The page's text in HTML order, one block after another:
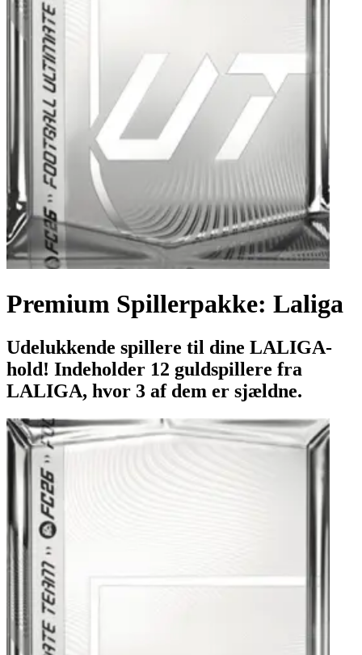
Premium Spillerpakke: Laliga
Udelukkende spillere til dine LALIGA-
hold! Indeholder 12 guldspillere fra
LALIGA, hvor 3 af dem er sjældne.